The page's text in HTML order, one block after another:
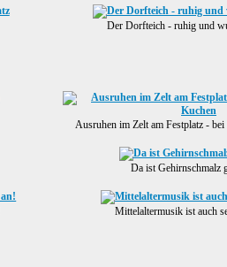
Der Dorfteich - ruhig und
Ausruhen im Zelt am Festplatz -
Da ist Gehirnschmalz
Mittelaltermusik ist auch